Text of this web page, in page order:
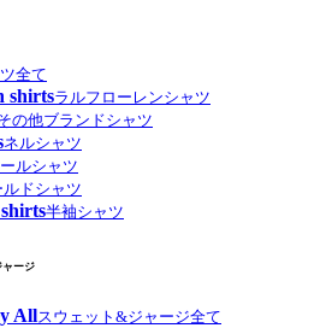
全て
shirtsラルフローレンシャツ
の他ブランドシャツ
ネルシャツ
ルシャツ
ルドシャツ
半袖シャツ
ャージ
Allスウェット&ジャージ全て